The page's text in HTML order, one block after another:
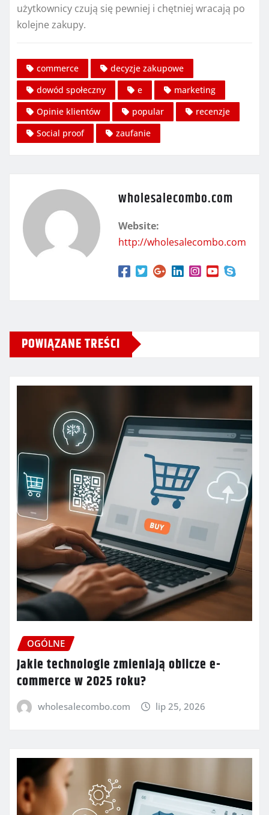
użytkownicy czują się pewniej i chętniej wracają po
kolejne zakupy.
commerce
decyzje zakupowe
dowód społeczny
e
marketing
Opinie klientów
popular
recenzje
Social proof
zaufanie
wholesalecombo.com
Website:
http://wholesalecombo.com
POWIĄZANE TREŚCI
OGÓLNE
Jakie technologie zmieniają oblicze e-
commerce w 2025 roku?
wholesalecombo.com lip 25, 2026